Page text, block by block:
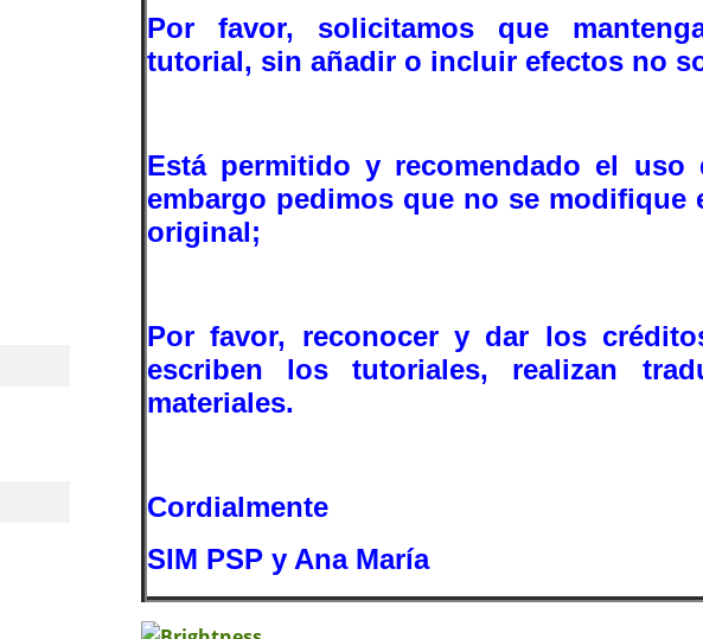
Por favor, solicitamos que
tutorial, sin añadir o incluir efectos no
Está permitido y recomendado el uso
embargo pedimos que no se
original;
Por favor, reconocer y dar los
escriben los tutoriales, realizan
materiales.
Cordialmente
SIM PSP y Ana María